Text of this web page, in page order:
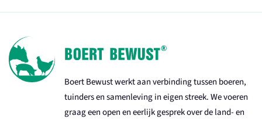
Boert Bewust werkt aan verbinding tussen boeren,
tuinders en samenleving in eigen streek. We voeren
graag een open en eerlijk gesprek over de land- en